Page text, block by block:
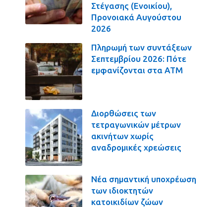
Στέγασης (Ενοικίου),
Προνοιακά Αυγούστου
2026
Πληρωμή των συντάξεων
Σεπτεμβρίου 2026: Πότε
εμφανίζονται στα ΑΤΜ
Διορθώσεις των
τετραγωνικών μέτρων
ακινήτων χωρίς
αναδρομικές χρεώσεις
Νέα σημαντική υποχρέωση
των ιδιοκτητών
κατοικιδίων ζώων